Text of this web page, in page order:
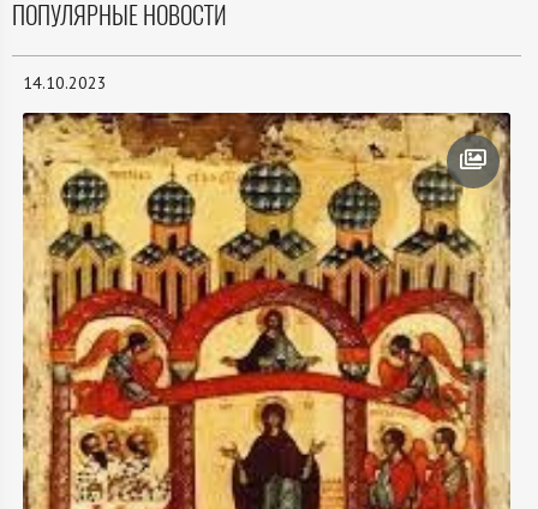
ПОПУЛЯРНЫЕ НОВОСТИ
14.10.2023